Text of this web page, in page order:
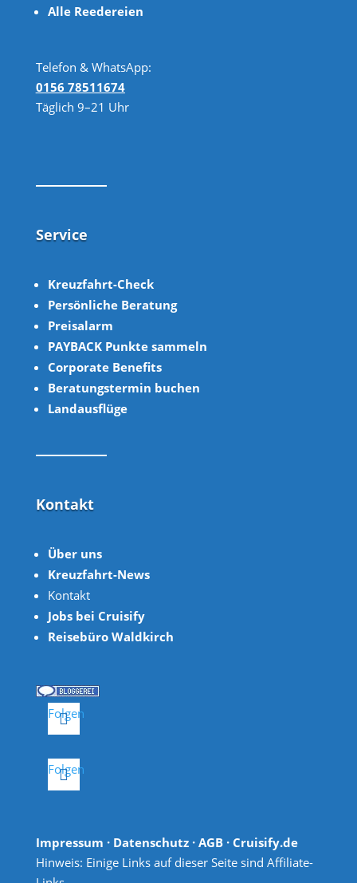
Alle Reedereien
Telefon & WhatsApp:
0156 78511674
Täglich 9–21 Uhr
Service
Kreuzfahrt-Check
Persönliche Beratung
Preisalarm
PAYBACK Punkte sammeln
Corporate Benefits
Beratungstermin buchen
Landausflüge
Kontakt
Über uns
Kreuzfahrt-News
Kontakt
Jobs bei Cruisify
Reisebüro Waldkirch
Folgen
Folgen
Impressum · Datenschutz· AGB· Cruisify.de
Hinweis: Einige Links auf dieser Seite sind Affiliate-